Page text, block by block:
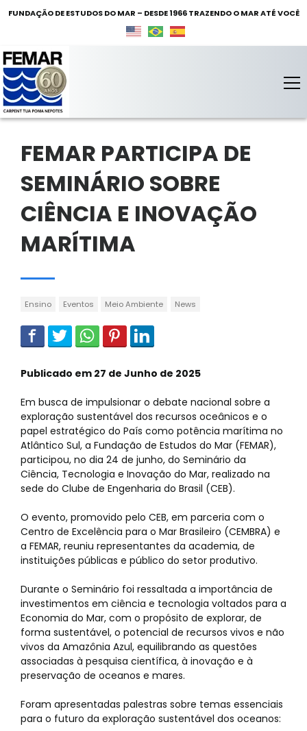
FUNDAÇÃO DE ESTUDOS DO MAR – DESDE 1966 TRAZENDO O MAR ATÉ VOCÊ
FEMAR – Fundação de Estudos do Mar
FEMAR PARTICIPA DE
SEMINÁRIO SOBRE
CIÊNCIA E INOVAÇÃO
MARÍTIMA
Ensino Eventos Meio Ambiente News
Publicado em 27 de Junho de 2025
Em busca de impulsionar o debate nacional sobre a
exploração sustentável dos recursos oceânicos e o
papel estratégico do País como potência marítima no
Atlântico Sul, a Fundação de Estudos do Mar (FEMAR),
participou, no dia 24 de junho, do Seminário da
Ciência, Tecnologia e Inovação do Mar, realizado na
sede do Clube de Engenharia do Brasil (CEB).
O evento, promovido pelo CEB, em parceria com o
Centro de Excelência para o Mar Brasileiro (CEMBRA) e
a FEMAR, reuniu representantes da academia, de
instituições públicas e público do setor produtivo.
Durante o Seminário foi ressaltada a importância de
investimentos em ciência e tecnologia voltados para a
Economia do Mar, com o propósito de explorar, de
forma sustentável, o potencial de recursos vivos e não
vivos da Amazônia Azul, equilibrando as questões
associadas à pesquisa científica, à inovação e à
preservação de oceanos e mares.
Foram apresentadas palestras sobre temas essenciais
para o futuro da exploração sustentável dos oceanos: